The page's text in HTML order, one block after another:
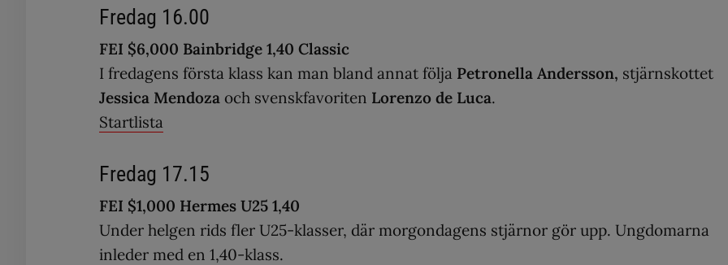
Fredag 16.00
FEI $6,000 Bainbridge 1,40 Classic
I fredagens första klass kan man bland annat följa Petronella Andersson, stjärnskottet
Jessica Mendoza och svenskfavoriten Lorenzo de Luca.
Startlista
Fredag 17.15
FEI $1,000 Hermes U25 1,40
Under helgen rids fler U25-klasser, där morgondagens stjärnor gör upp. Ungdomarna
inleder med en 1,40-klass.